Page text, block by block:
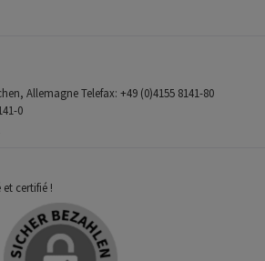
Allemagne Telefax: +49 (0)4155 8141-80
0
certifié !